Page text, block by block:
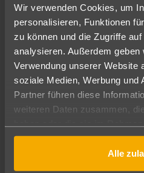
Wir verwenden Cookies, um
personalisieren, Funktionen
zu können und die Zugriffe
analysieren. Außerdem
Verwendung unserer Website
soziale Medien, Werbung und
Partner führen diese
weiteren Daten zusammen,
gesammelt haben.
Alle
Viele Menschen sind zum
benötigen dringend eine Auszeit
Partnerin. Grund genug, warum
Valentinstag 2026 ein Wellness-
Weise ist Entspannung für Paare